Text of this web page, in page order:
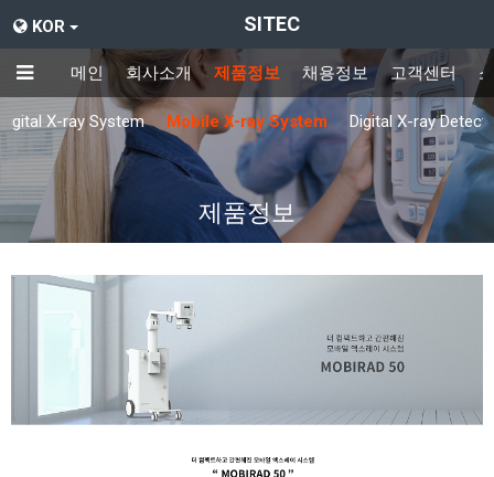
KOR SITEC
메인 회사소개 제품정보 채용정보 고객센터
Digital X-ray System Mobile X-ray System Digital X-ray
제품정보